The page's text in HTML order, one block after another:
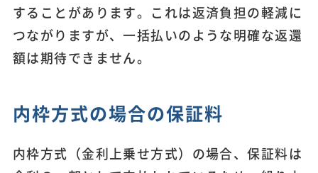
することがあります。これは返済負担の軽減に
つながりますが、一括払いのような明確な返還
額は期待できません。
内枠方式の場合の保証料
内枠方式（金利上乗せ方式）の場合、保証料は